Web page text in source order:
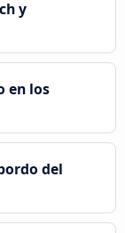
y
en los
del